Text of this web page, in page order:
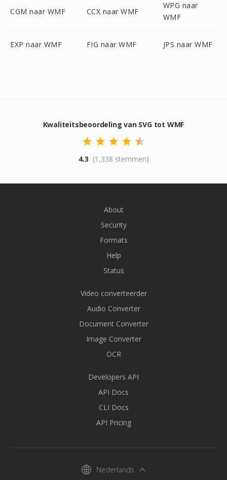
CGM naar WMF CCX naar WMF
WPG naar
WMF
EXP naar WMF FIG naar WMF JPS naar WMF
Kwaliteitsbeoordeling van SVG tot WMF
4.3 (1,338 stemmen)
About
Security
Formats
Help
Status
Video converteerder
Audio Converter
Document Converter
Image Converter
OCR
Developers API
API Docs
CLI Docs
API Pricing
Nederlands